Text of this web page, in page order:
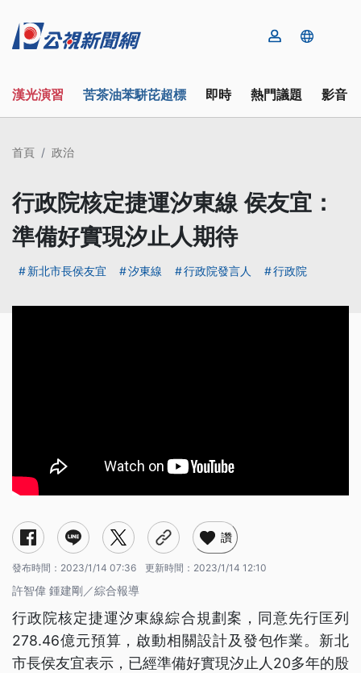
漢光演習 苦茶油苯駢芘超標 即時 熱門議題 影音
首頁 政治
行政院核定捷運汐東線 侯友宜：
準備好實現汐止人期待
新北市長侯友宜 汐東線 行政院發言人 行政院
讚
發布時間： 2023/1/14 07:36 更新時間： 2023/1/14 12:10
許智偉 鍾建剛／綜合報導
行政院核定捷運汐東線綜合規劃案，同意先行匡列
278.46億元預算，啟動相關設計及發包作業。新北
市長侯友宜表示，已經準備好實現汐止人20多年的殷